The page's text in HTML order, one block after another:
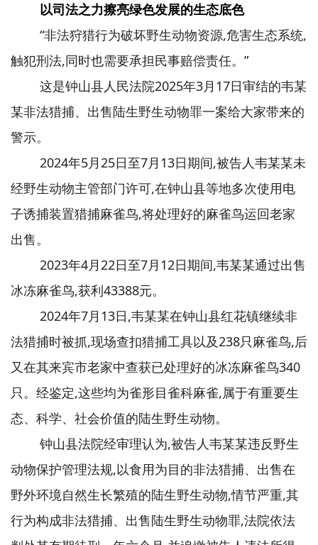
以司法之力擦亮绿色发展的生态底色
“非法狩猎行为破坏野生动物资源,危害生态系统,
触犯刑法,同时也需要承担民事赔偿责任。”
这是钟山县人民法院2025年3月17日审结的韦某
某非法猎捕、出售陆生野生动物罪一案给大家带来的
警示。
2024年5月25日至7月13日期间,被告人韦某某未
经野生动物主管部门许可,在钟山县等地多次使用电
子诱捕装置猎捕麻雀鸟,将处理好的麻雀鸟运回老家
出售。
2023年4月22日至7月12日期间,韦某某通过出售
冰冻麻雀鸟,获利43388元。
2024年7月13日,韦某某在钟山县红花镇继续非
法猎捕时被抓,现场查扣猎捕工具以及238只麻雀鸟,后
又在其来宾市老家中查获已处理好的冰冻麻雀鸟340
只。经鉴定,这些均为雀形目雀科麻雀,属于有重要生
态、科学、社会价值的陆生野生动物。
钟山县法院经审理认为,被告人韦某某违反野生
动物保护管理法规,以食用为目的非法猎捕、出售在
野外环境自然生长繁殖的陆生野生动物,情节严重,其
行为构成非法猎捕、出售陆生野生动物罪,法院依法